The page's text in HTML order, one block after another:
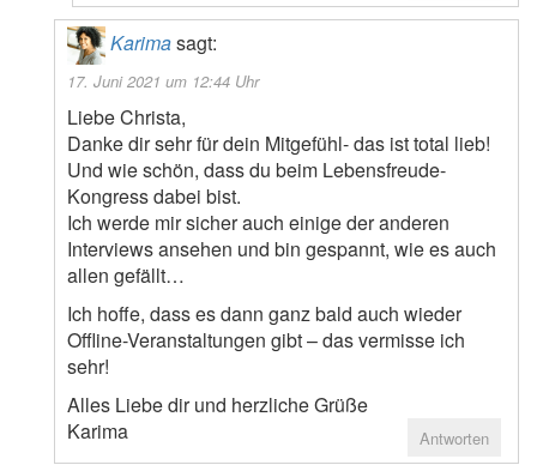
Karimasagt:
17. Juni 2021 um 12:44 Uhr
Liebe Christa,
Danke dir sehr für dein Mitgefühl- das ist total lieb!
Und wie schön, dass du beim Lebensfreude-
Kongress dabei bist.
Ich werde mir sicher auch einige der anderen
Interviews ansehen und bin gespannt, wie es auch
allen gefällt…
Ich hoffe, dass es dann ganz bald auch wieder
Offline-Veranstaltungen gibt – das vermisse ich
sehr!
Alles Liebe dir und herzliche Grüße
Karima
Antworten